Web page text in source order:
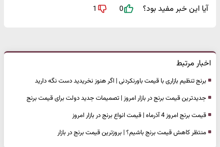
آیا این خبر مفید بود؟ 0
1
اخبار مرتبط
برنج تنظیم بازاری با قیمت باورنکردنی | اگر هنوز نخریدید دست نگه دارید
جدیدترین قیمت برنج در بازار امروز | تصمیمات جدید دولت برای قیمت برنج
قیمت برنج امروز 4 آذرماه | قیمت انواع برنج در بازار امروز
منتظر کاهش قیمت برنج باشیم؟ | بروزترین قیمت برنج در بازار